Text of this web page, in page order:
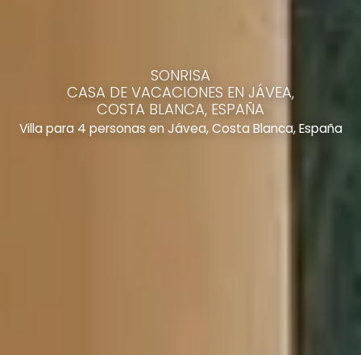
SONRISA
CASA DE VACACIONES EN JÁVEA,
COSTA BLANCA, ESPAÑA
Villa para 4 personas en Jávea, Costa Blanca, España